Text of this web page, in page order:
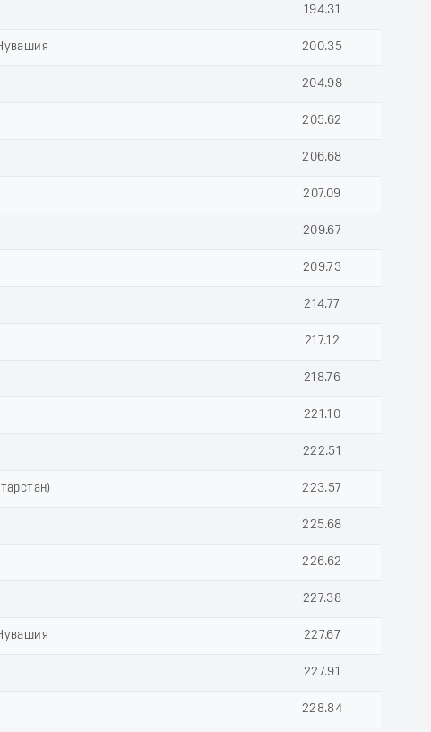
194.31
200.35
204.98
205.62
206.68
207.09
209.67
209.73
214.77
217.12
218.76
221.10
222.51
223.57
225.68
226.62
227.38
227.67
227.91
228.84